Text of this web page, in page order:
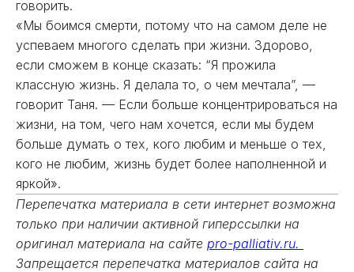
говорить.
«Мы боимся смерти, потому что на самом деле не
успеваем многого сделать при жизни. Здорово,
если сможем в конце сказать: “Я прожила
классную жизнь. Я делала то, о чем мечтала”, —
говорит Таня. — Если больше концентрироваться на
жизни, на том, чего нам хочется, если мы будем
больше думать о тех, кого любим и меньше о тех,
кого не любим, жизнь будет более наполненной и
яркой».
Перепечатка материала в сети интернет возможна
только при наличии активной гиперссылки на
оригинал материала на сайте pro-palliativ.ru.
Запрещается перепечатка материалов сайта на